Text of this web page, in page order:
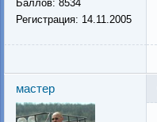
Баллов: 8534
Регистрация: 14.11.2005
мастер